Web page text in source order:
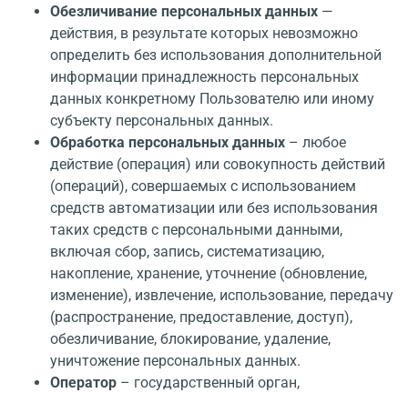
Обезличивание персональных данных —
действия, в результате которых невозможно
определить без использования дополнительной
информации принадлежность персональных
данных конкретному Пользователю или иному
субъекту персональных данных.
Обработка персональных данных – любое
действие (операция) или совокупность действий
(операций), совершаемых с использованием
средств автоматизации или без использования
таких средств с персональными данными,
включая сбор, запись, систематизацию,
накопление, хранение, уточнение (обновление,
изменение), извлечение, использование, передачу
(распространение, предоставление, доступ),
обезличивание, блокирование, удаление,
уничтожение персональных данных.
Оператор – государственный орган,